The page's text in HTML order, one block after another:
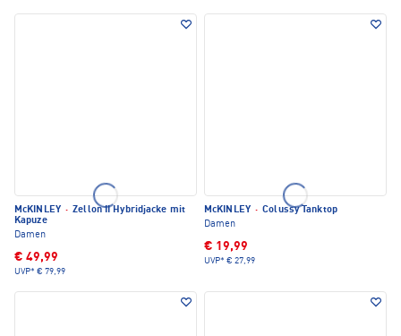
McKINLEY · Zellon II Hybridjacke mit
Kapuze
Damen
€ 49,99
UVP* € 79,99
McKINLEY · Colussy Tanktop
Damen
€ 19,99
UVP* € 27,99